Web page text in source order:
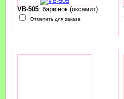
VB-505: барвінок (оксамит)
Отметить для заказа